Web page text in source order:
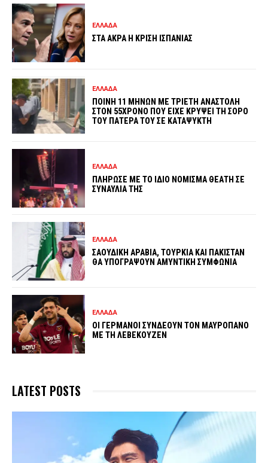
ΕΛΛΑΔΑ
ΣΤΑ ΑΚΡΑ Η ΚΡΙΣΗ ΙΣΠΑΝΙΑΣ
ΕΛΛΑΔΑ
ΠΟΙΝΗ 11 ΜΗΝΩΝ ΜΕ ΤΡΙΕΤΗ ΑΝΑΣΤΟΛΗ
ΣΤΟΝ 55ΧΡΟΝΟ ΠΟΥ ΕΙΧΕ ΚΡΥΨΕΙ ΤΗ ΣΟΡΟ
ΤΟΥ ΠΑΤΕΡΑ ΤΟΥ ΣΕ ΚΑΤΑΨΥΚΤΗ
ΕΛΛΑΔΑ
ΠΛΗΡΩΣΕ ΜΕ ΤΟ ΙΔΙΟ ΝΟΜΙΣΜΑ ΘΕΑΤΗ ΣΕ
ΣΥΝΑΥΛΙΑ ΤΗΣ
ΕΛΛΑΔΑ
ΣΑΟΥΔΙΚΗ ΑΡΑΒΙΑ, ΤΟΥΡΚΙΑ ΚΑΙ ΠΑΚΙΣΤΑΝ
ΘΑ ΥΠΟΓΡΑΨΟΥΝ ΑΜΥΝΤΙΚΗ ΣΥΜΦΩΝΙΑ
ΕΛΛΑΔΑ
ΟΙ ΓΕΡΜΑΝΟΙ ΣΥΝΔΕΟΥΝ ΤΟΝ ΜΑΥΡΟΠΑΝΟ
ΜΕ ΤΗ ΛΕΒΕΚΟΥΖΕΝ
LATEST POSTS